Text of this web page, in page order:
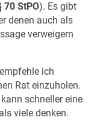
70 StPO). Es gibt
denen auch als
verweigern
ich
Rat einzuholen.
schneller eine
viele denken.